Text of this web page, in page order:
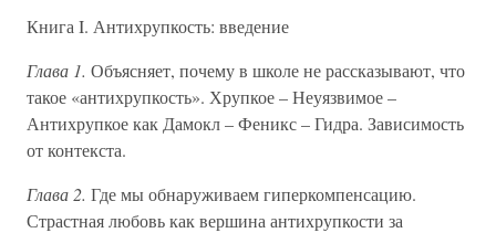
Книга I. Антихрупкость: введение
Глава 1. Объясняет, почему в школе не рассказывают, что
такое «антихрупкость». Хрупкое – Неуязвимое –
Антихрупкое как Дамокл – Феникс – Гидра. Зависимость
от контекста.
Глава 2. Где мы обнаруживаем гиперкомпенсацию.
Страстная любовь как вершина антихрупкости за